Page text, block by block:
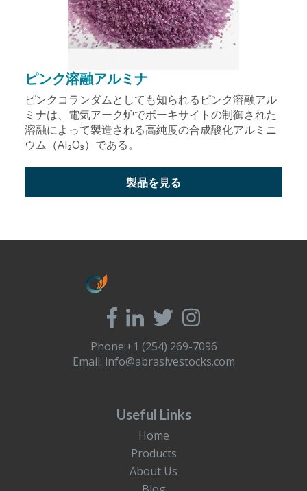
ピンク溶融アルミナ
ピンクコランダムとしても知られるピンク溶融アル
ミナは、電気アーク炉でボーキサイトの制御された
溶融によって製造される高純度の合成酸化アルミニ
ウム（Al₂O₃）である。
製品を見る
Phone:+1 (254) 269-7096
Email: info@abrasivestocks.com
Useful Links
Home
Products
About Us